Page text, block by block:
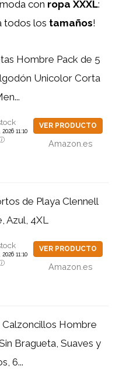
con ropa XXXL:
todos los tamaños!
Hombre Pack de 5
Unicolor Corta
11:10
VER PRODUCTO
Amazon.es
de Playa Clennell
Azul, 4XL
11:10
VER PRODUCTO
Amazon.es
Hombre
Bragueta, Suaves y
6...